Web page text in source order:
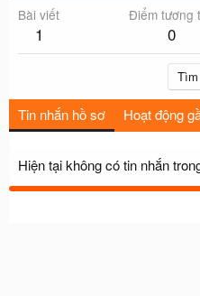
Bài viết
1
Điểm tương
0
Tìm
Tin nhắn hồ sơ Hoạt động
Hiện tại không có tin nhắn